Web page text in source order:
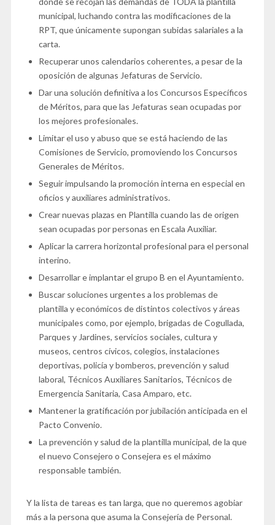
municipal, luchando contra las modificaciones de la
RPT, que únicamente supongan subidas salariales a la
carta.
Recuperar unos calendarios coherentes, a pesar de la
oposición de algunas Jefaturas de Servicio.
Dar una solución definitiva a los Concursos Específicos
de Méritos, para que las Jefaturas sean ocupadas por
los mejores profesionales.
Limitar el uso y abuso que se está haciendo de las
Comisiones de Servicio, promoviendo los Concursos
Generales de Méritos.
Seguir impulsando la promoción interna en especial en
oficios y auxiliares administrativos.
Crear nuevas plazas en Plantilla cuando las de origen
sean ocupadas por personas en Escala Auxiliar.
Aplicar la carrera horizontal profesional para el personal
interino.
Desarrollar e implantar el grupo B en el Ayuntamiento.
Buscar soluciones urgentes a los problemas de
plantilla y económicos de distintos colectivos y áreas
municipales como, por ejemplo, brigadas de Cogullada,
Parques y Jardines, servicios sociales, cultura y
museos, centros cívicos, colegios, instalaciones
deportivas, policía y bomberos, prevención y salud
laboral, Técnicos Auxiliares Sanitarios, Técnicos de
Emergencia Sanitaria, Casa Amparo, etc.
Mantener la gratificación por jubilación anticipada en el
Pacto Convenio.
La prevención y salud de la plantilla municipal, de la que
el nuevo Consejero o Consejera es el máximo
responsable también.
Y la lista de tareas es tan larga, que no queremos agobiar
más a la persona que asuma la Consejería de Personal.